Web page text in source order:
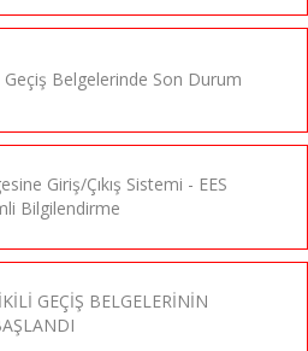
Belgelerinde Son Durum
Giriş/Çıkış Sistemi - EES
Bilgilendirme
GEÇİŞ BELGELERİNİN